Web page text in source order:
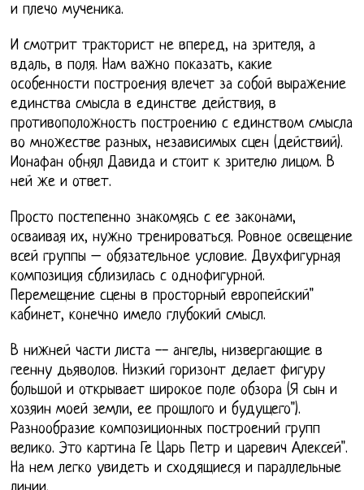
и плечо мученика.
И смотрит тракторист не вперед, на зрителя, а
вдаль, в поля. Нам важно показать, какие
особенности построения влечет за собой выражение
единства смысла в единстве действия, в
противоположность построению с единством смысла
во множестве разных, независимых сцен (действий).
Ионафан обнял Давида и стоит к зрителю лицом. В
ней же и ответ.
Просто постепенно знакомясь с ее законами,
осваивая их, нужно тренироваться. Ровное освещение
всей группы – обязательное условие. Двухфигурная
композиция сблизилась с однофигурной.
Перемещение сцены в просторный европейский"
кабинет, конечно имело глубокий смысл.
В нижней части листа -- ангелы, низвергающие в
геенну дьяволов. Низкий горизонт делает фигуру
большой и открывает широкое поле обзора (Я сын и
хозяин моей земли, ее прошлого и будущего").
Разнообразие композиционных построений групп
велико. Это картина Ге Царь Петр и царевич Алексей".
На нем легко увидеть и сходящиеся и параллельные